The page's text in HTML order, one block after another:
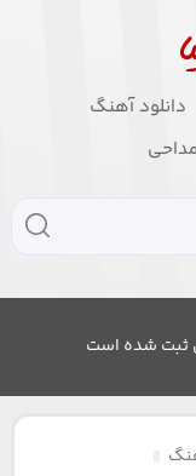
دانلود آهنگ
ثبت شده است